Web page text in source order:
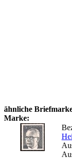
ähnliche
Marke: